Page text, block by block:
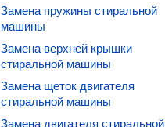
Замена пружины стиральной
машины
Замена верхней крышки
стиральной машины
Замена щеток двигателя
стиральной машины
Замена двигателя стиральной